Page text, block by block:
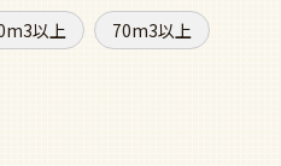
以上 70m3以上